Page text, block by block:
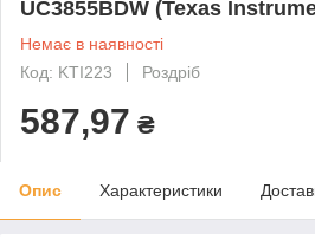
UC3855BDW (Texas
Немає в наявності
Код: KTI223
Роздріб
587,97 ₴
Опис Характеристики